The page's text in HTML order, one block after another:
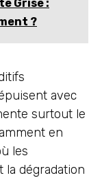
Grise :
?
avec
surtout le
en
les
la dégradation